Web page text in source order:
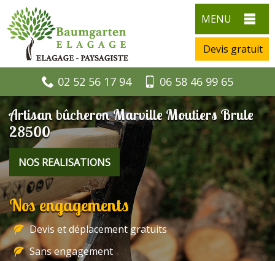
MENU
Devis gratuit
02 52 56 17 94 06 58 46 99 65
Artisan bûcheron Marville Moutiers Brule
28500
NOS REALISATIONS
Nos engagements
Devis et déplacement gratuits
Sans engagement